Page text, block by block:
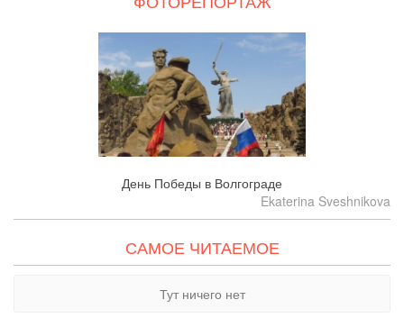
День Победы в Волгограде
Ekaterina Sveshnikova
САМОЕ ЧИТАЕМОЕ
Тут ничего нет